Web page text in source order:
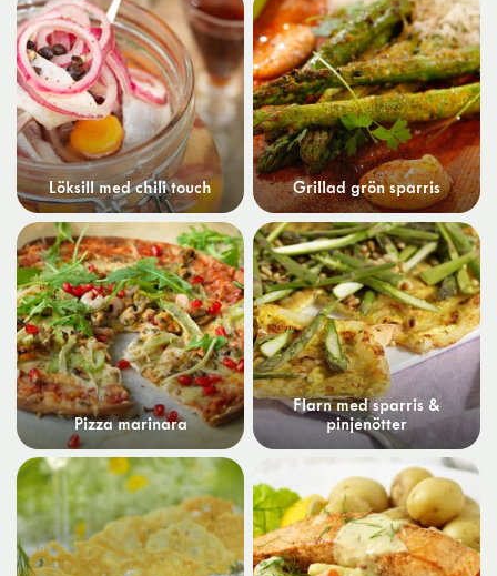
Löksill med chili touch Grillad grön sparris
Pizza marinara
Flarn med sparris &
pinjenötter